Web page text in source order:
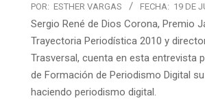
POR: ESTHER VARGAS FECHA: 19 DE
Sergio René de Dios Corona, Premio
Trayectoria Periodística 2010 y
Trasversal, cuenta en esta entrevista
de Formación de Periodismo Digital
haciendo periodismo digital.